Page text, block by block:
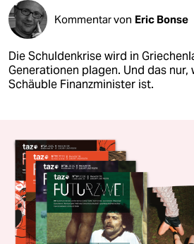
Kommentar von Eric Bonse
Die Schuldenkrise wird in
Generationen plagen. Und das nur,
Schäuble Finanzminister ist.